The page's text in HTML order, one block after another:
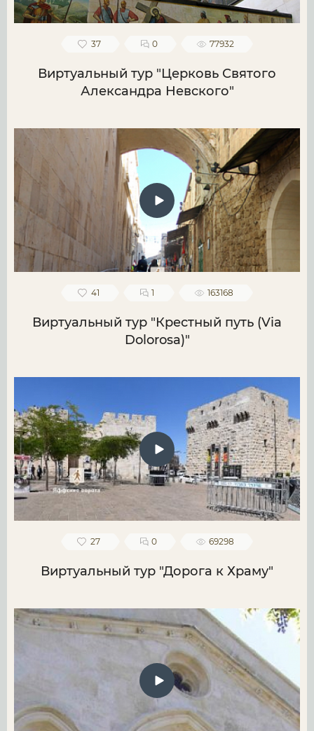
37 0 77932
Виртуальный тур "Церковь Святого
Александра Невского"
41 1 163168
Виртуальный тур "Крестный путь (Via
Dolorosa)"
27 0 69298
Виртуальный тур "Дорога к Храму"